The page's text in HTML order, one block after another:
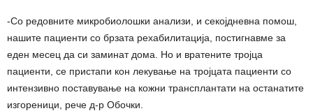
-Со редовните микробиолошки анализи, и секојдневна помош,
нашите пациенти со брзата рехабилитација, постигнавме за
еден месец да си заминат дома. Но и вратените тројца
пациенти, се пристапи кон лекување на тројцата пациенти со
интензивно поставување на кожни трансплантати на останатите
изгореници, рече д-р Обочки.